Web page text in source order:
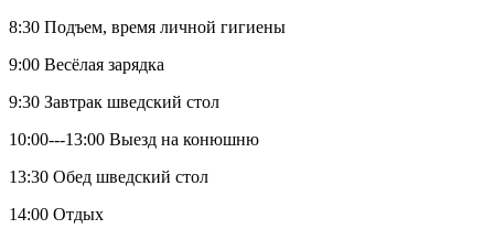
8:30 Подъем, время личной гигиены
9:00 Весёлая зарядка
9:30 Завтрак шведский стол
10:00---13:00 Выезд на конюшню
13:30 Обед шведский стол
14:00 Отдых